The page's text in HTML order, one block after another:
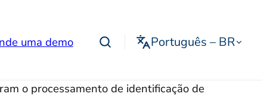
uma demo Português – BR
o processamento de identificação de